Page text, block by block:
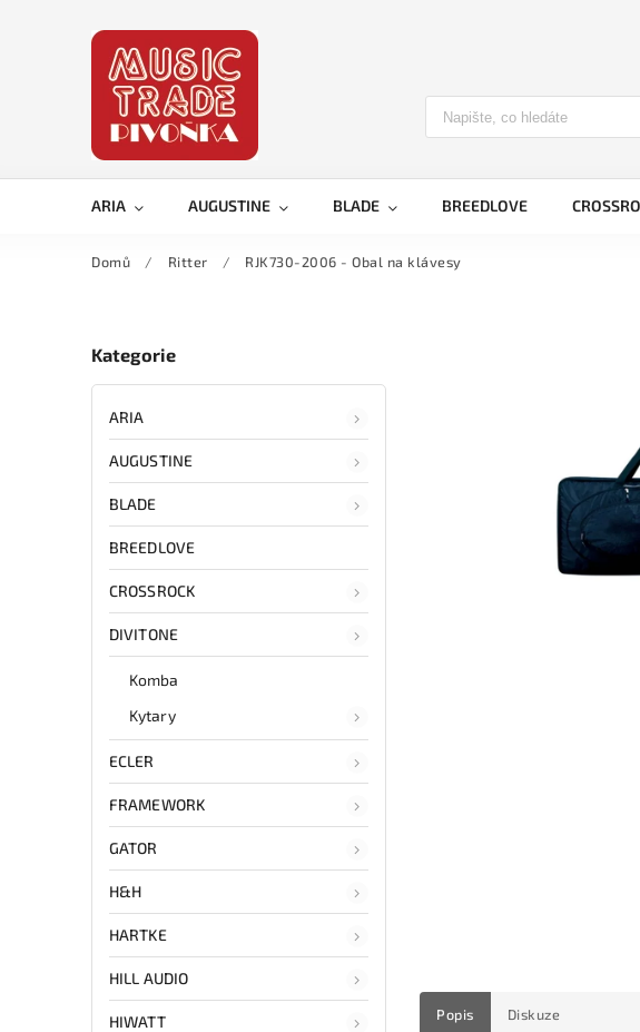
ARIA AUGUSTINE BLADE BREEDLOVE
Domů / Ritter / RJK730-2006 - Obal na klávesy
Kategorie
ARIA
AUGUSTINE
BLADE
BREEDLOVE
CROSSROCK
DIVITONE
Komba
Kytary
ECLER
FRAMEWORK
GATOR
H&H
HARTKE
HILL AUDIO
HIWATT Popis Diskuze